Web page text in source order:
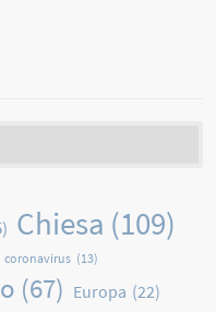
Chiesa (109)
coronavirus (13)
(67) Europa (22)